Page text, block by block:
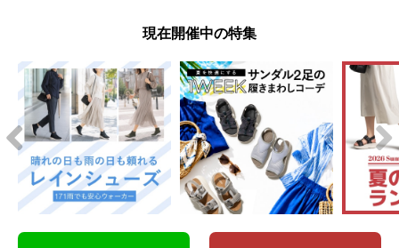
現在開催中の特集